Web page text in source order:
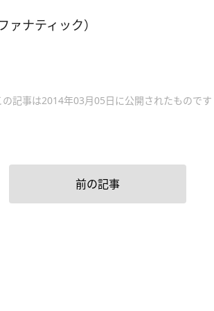
ファナティック）
記事は2014年03月05日に公開されたものです
前の記事